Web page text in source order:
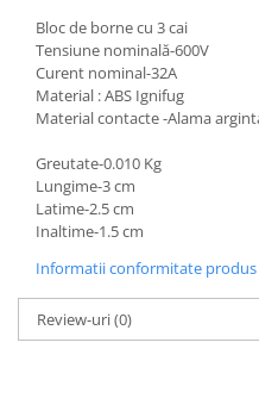
Trepied
Ventilator
Lanterne
Accesorii camping
Conetica si conexiuni
Produse grele si voluminoase
Promotii
Bloc de borne cu 3 cai
Tensiune nominală-600V
Curent nominal-32A
Material : ABS Ignifug
Material contacte -Alama
Greutate-0.010 Kg
Lungime-3 cm
Latime-2.5 cm
Inaltime-1.5 cm
Informatii conformitate produs
Review-uri(0)